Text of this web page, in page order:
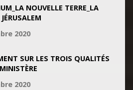
NOUVELLE TERRE_LA
2020
SUR LES TROIS QUALITÉS
2020